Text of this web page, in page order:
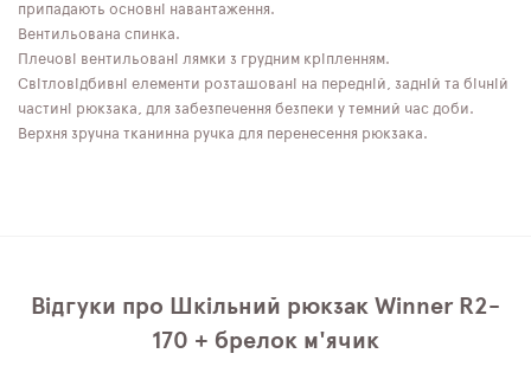
припадають основні навантаження.
Вентильована спинка.
Плечові вентильовані лямки з грудним кріпленням.
Світловідбивні елементи розташовані на передній, задній та бічній
частині рюкзака, для забезпечення безпеки у темний час доби.
Верхня зручна тканинна ручка для перенесення рюкзака.
Відгуки про Шкільний рюкзак Winner R2-
170 + брелок м'ячик